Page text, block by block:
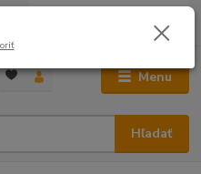
Menu
Hľadať
0,00 €